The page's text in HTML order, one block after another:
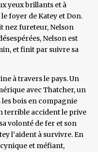
yeux brillants et à
foyer de Katey et Don.
nez fureteur, Nelson
Nelson est
et finit par suivre sa
à travers le pays. Un
avec Thatcher, un
bois en compagnie
terrible accident le prive
volonté de fer et son
l’aident à survivre. En
et méfiant,